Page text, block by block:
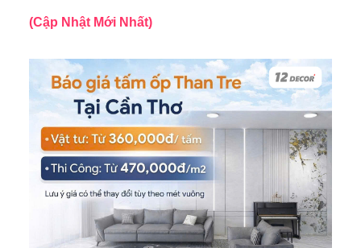
(Cập Nhật Mới Nhất)